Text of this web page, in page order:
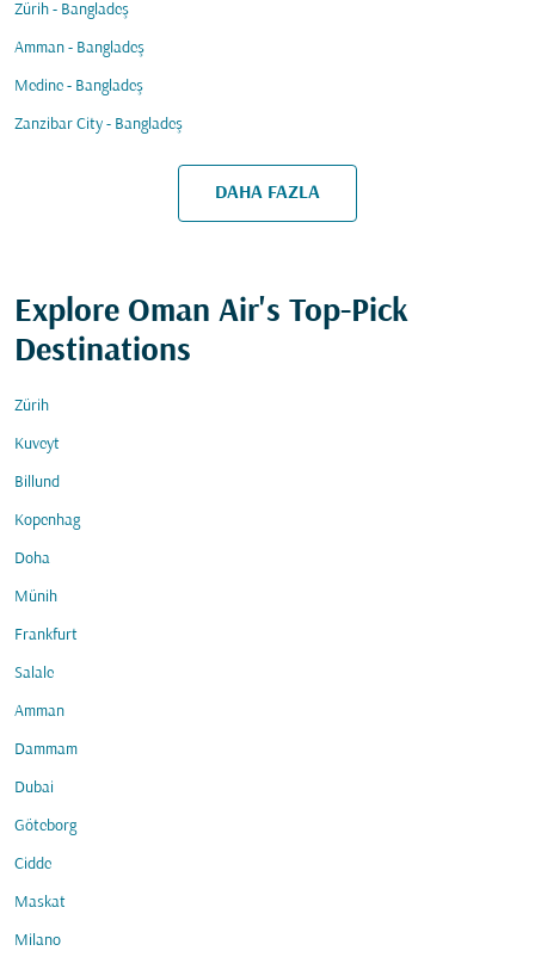
Zürih - Bangladeş
Amman - Bangladeş
Medine - Bangladeş
Zanzibar City - Bangladeş
DAHA FAZLA
Explore Oman Air's Top-Pick
Destinations
Zürih
Kuveyt
Billund
Kopenhag
Doha
Münih
Frankfurt
Salale
Amman
Dammam
Dubai
Göteborg
Cidde
Maskat
Milano